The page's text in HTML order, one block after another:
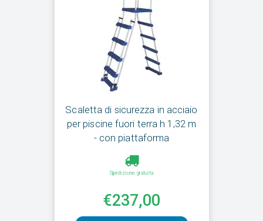
Scaletta di sicurezza in acciaio
per piscine fuori terra h 1,32 m
- con piattaforma
Spedizione gratuita
€237,00